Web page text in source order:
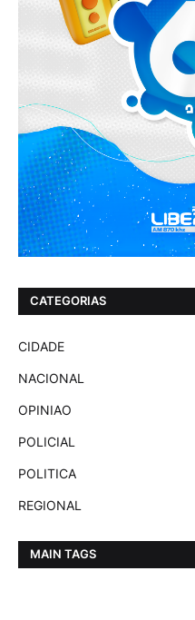
CATEGORIAS
CIDADE
NACIONAL
OPINIAO
POLICIAL
POLITICA
REGIONAL
MAIN TAGS